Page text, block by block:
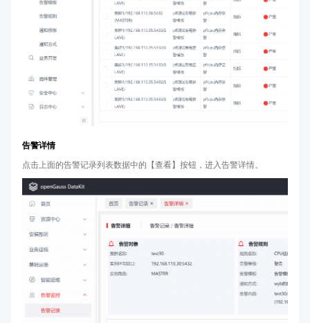
告警详情
点击上面的告警记录列表数据中的【查看】按钮，进入告警详情。